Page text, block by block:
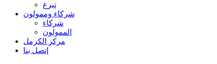
تبرع
شركاء وممولون
شركاء
الممولون
مركز الكرمل
إتصل بنا